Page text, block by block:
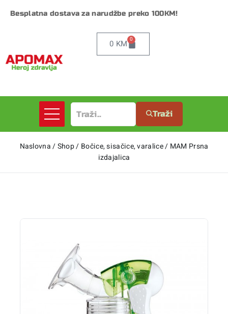
Besplatna dostava za narudžbe preko 100KM!
0 KM 0
Traži
Naslovna /Shop/ Bočice, sisačice, varalice/ MAM Prsna
izdajalica